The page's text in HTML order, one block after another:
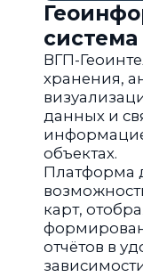
ВГП-
хранения,
данных и
объектах.
Платформа
карт,
отчётов в